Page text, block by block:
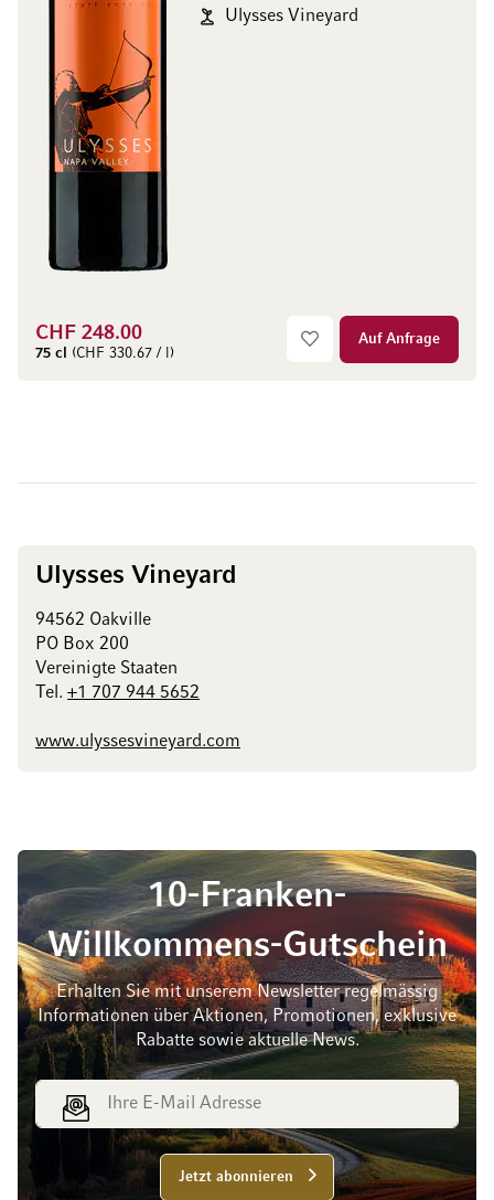
Ulysses Vineyard
CHF 248.00
75 cl (CHF 330.67 / l)
Auf Anfrage
Ulysses Vineyard
94562 Oakville
PO Box 200
Vereinigte Staaten
Tel. +1 707 944 5652
www.ulyssesvineyard.com
10-Franken-
Willkommens-Gutschein
Erhalten Sie mit unserem Newsletter regelmässig
Informationen über Aktionen, Promotionen, exklusive
Rabatte sowie aktuelle News.
E-Mail Adresse
Jetzt abonnieren